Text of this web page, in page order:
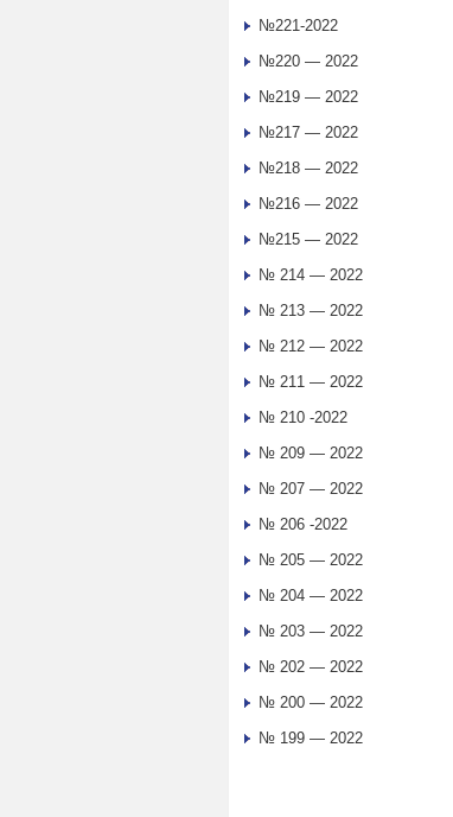
№221-2022
№220 — 2022
№219 — 2022
№217 — 2022
№218 — 2022
№216 — 2022
№215 — 2022
№ 214 — 2022
№ 213 — 2022
№ 212 — 2022
№ 211 — 2022
№ 210 -2022
№ 209 — 2022
№ 207 — 2022
№ 206 -2022
№ 205 — 2022
№ 204 — 2022
№ 203 — 2022
№ 202 — 2022
№ 200 — 2022
№ 199 — 2022